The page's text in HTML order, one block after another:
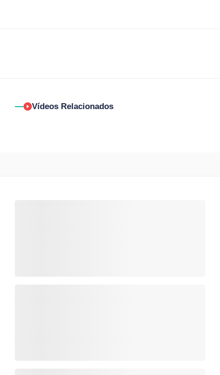
Vídeos Relacionados